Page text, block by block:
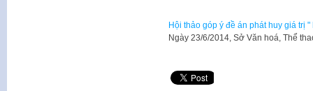
Hội thảo góp ý đề án phát huy giá trị
​Ngày 23/6/2014, Sở Văn hoá, Thể